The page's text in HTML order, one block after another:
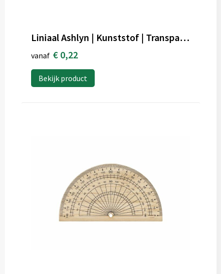
Liniaal Ashlyn | Kunststof | Transparant | Met geodriehoek en vergrootglas
vanaf € 0,22
Bekijk product